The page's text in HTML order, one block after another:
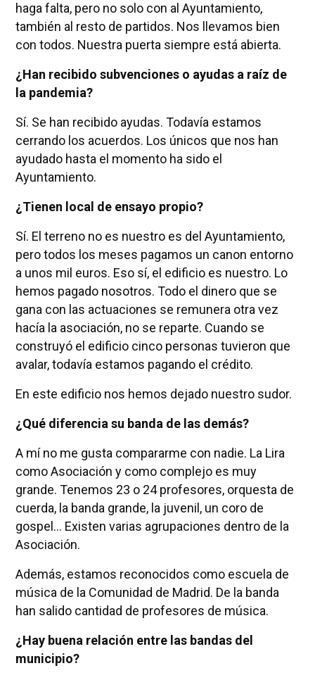
haga falta, pero no solo con al Ayuntamiento,
también al resto de partidos. Nos llevamos bien
con todos. Nuestra puerta siempre está abierta.
¿Han recibido subvenciones o ayudas a raíz de
la pandemia?
Sí. Se han recibido ayudas. Todavía estamos
cerrando los acuerdos. Los únicos que nos han
ayudado hasta el momento ha sido el
Ayuntamiento.
¿Tienen local de ensayo propio?
Sí. El terreno no es nuestro es del Ayuntamiento,
pero todos los meses pagamos un canon entorno
a unos mil euros. Eso sí, el edificio es nuestro. Lo
hemos pagado nosotros. Todo el dinero que se
gana con las actuaciones se remunera otra vez
hacía la asociación, no se reparte. Cuando se
construyó el edificio cinco personas tuvieron que
avalar, todavía estamos pagando el crédito.
En este edificio nos hemos dejado nuestro sudor.
¿Qué diferencia su banda de las demás?
A mí no me gusta compararme con nadie. La Lira
como Asociación y como complejo es muy
grande. Tenemos 23 o 24 profesores, orquesta de
cuerda, la banda grande, la juvenil, un coro de
gospel… Existen varias agrupaciones dentro de la
Asociación.
Además, estamos reconocidos como escuela de
música de la Comunidad de Madrid. De la banda
han salido cantidad de profesores de música.
¿Hay buena relación entre las bandas del
municipio?